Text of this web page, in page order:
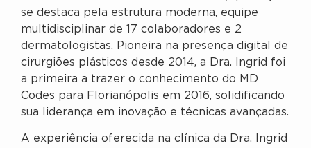
se destaca pela estrutura moderna, equipe
multidisciplinar de 17 colaboradores e 2
dermatologistas. Pioneira na presença digital de
cirurgiões plásticos desde 2014, a Dra. Ingrid foi
a primeira a trazer o conhecimento do MD
Codes para Florianópolis em 2016, solidificando
sua liderança em inovação e técnicas avançadas.
A experiência oferecida na clínica da Dra. Ingrid